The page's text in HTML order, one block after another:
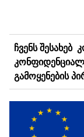
ᲩᲕᲔᲜᲡ ᲨᲔᲡᲐᲮᲔᲑ
ᲒᲐᲛᲝᲧᲔᲜᲔᲑᲘᲡ